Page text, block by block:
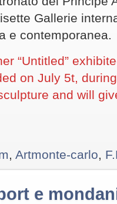
Gallerie
e contemporanea.
“Untitled”
on July 5t,
and will
Artmonte-carlo
e